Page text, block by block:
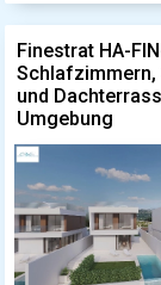
Finestrat HA-
Schlafzimmern,
und
Umgebung